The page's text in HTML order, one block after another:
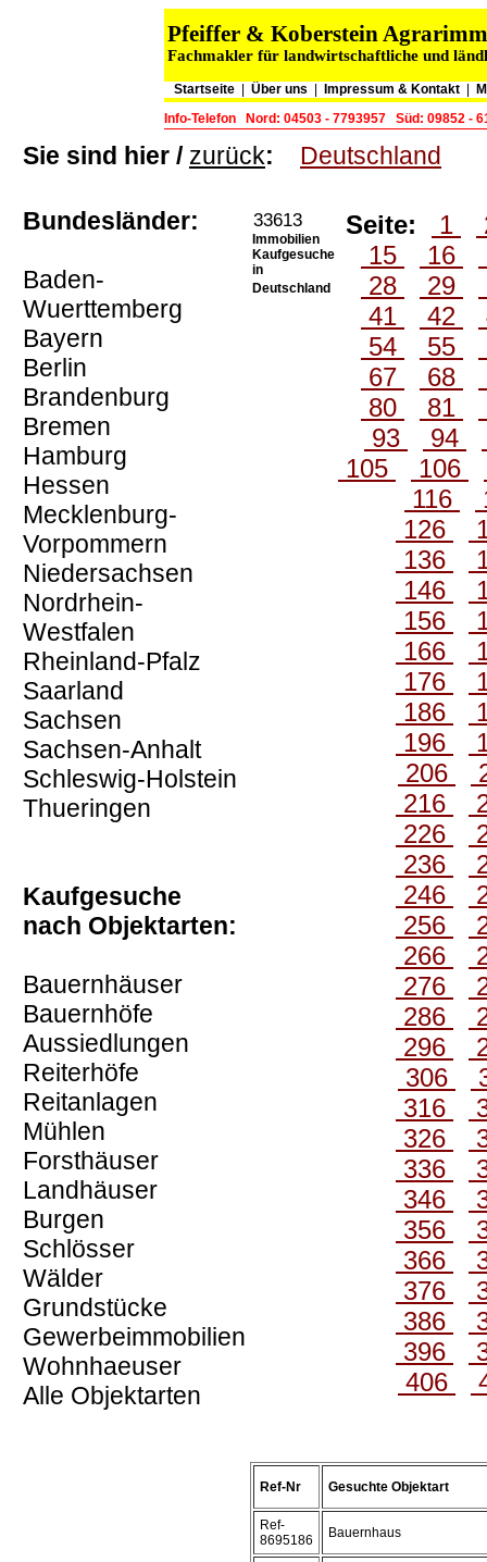
Pfeiffer & Koberstein
Fachmakler für landwirtschaftliche und
Startseite Über uns Impressum & Kontakt
Info-Telefon
Nord: 04503 - 7793957 Süd: 09852 -
Sie sind hier / zurück: Deutschland
Bundesländer:
Baden-
Wuerttemberg
Bayern
Berlin
Brandenburg
Bremen
Hamburg
Hessen
Mecklenburg-
Vorpommern
Niedersachsen
Nordrhein-
Westfalen
Rheinland-Pfalz
Saarland
Sachsen
Sachsen-Anhalt
Schleswig-Holstein
Thueringen
Kaufgesuche
nach Objektarten:
Bauernhäuser
Bauernhöfe
Aussiedlungen
Reiterhöfe
Reitanlagen
Mühlen
Forsthäuser
Landhäuser
Burgen
Schlösser
Wälder
Grundstücke
Gewerbeimmobilien
Wohnhaeuser
Alle Objektarten
33613
Immobilien
Kaufgesuche
in
Deutschland
Seite: 1
15
16
28
29
41
42
54
55
67
68
80
81
93
94
105
106
116
126
136
146
156
166
176
186
196
206
216
226
236
246
256
266
276
286
296
306
316
326
336
346
356
366
376
386
396
406
Ref-Nr Gesuchte Objektart
Ref-
8695186
Bauernhaus